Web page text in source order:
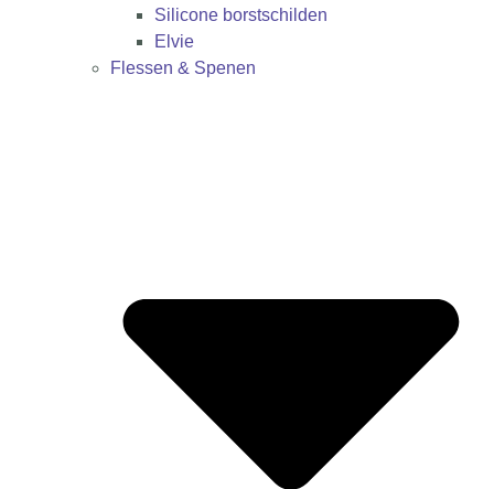
Silicone borstschilden
Elvie
Flessen & Spenen